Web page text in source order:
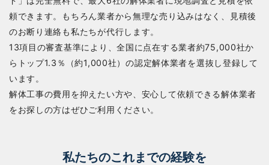
頼できます。もちろん業者から無理な売り込みはなく、見積後
のお断り連絡も私たちが代行します。
13項目の審査基準により、全国に点在する業者約75,000社か
らトップ1.3％（約1,000社）の認定解体業者を選抜し登録して
います。
解体工事の費用を抑えたい方や、安心して依頼できる解体業者
をお探しの方はぜひご利用ください。
私たちのこれまでの経験を